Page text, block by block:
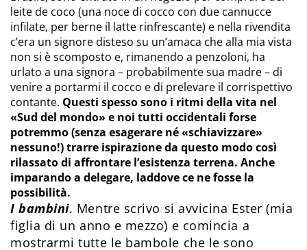
leite de coco (una noce di cocco con due cannucce
infilate, per berne il latte rinfrescante) e nella rivendita
c’era un signore disteso su un’amaca che alla mia vista
non si è scomposto e, rimanendo a penzoloni, ha
urlato a una signora – probabilmente sua madre – di
venire a portarmi il cocco e di prelevare il corrispettivo
contante. Questi spesso sono i ritmi della vita nel
«Sud del mondo» e noi tutti occidentali forse
potremmo (senza esagerare né «schiavizzare»
nessuno!) trarre ispirazione da questo modo così
rilassato di affrontare l’esistenza terrena. Anche
imparando a delegare, laddove ce ne fosse la
possibilità.
I bambini. Mentre scrivo si avvicina Ester (mia
figlia di un anno e mezzo) e comincia a
mostrarmi tutte le bambole che le sono